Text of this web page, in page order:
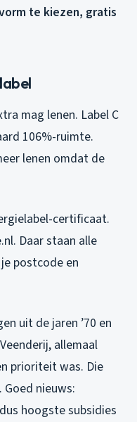
te kiezen, gratis
mag lenen. Label C
106%-ruimte.
lenen omdat de
certificaat.
. Daar staan alle
postcode en
uit de jaren ’70 en
allemaal
prioriteit was. Die
Goed nieuws:
hoogste subsidies